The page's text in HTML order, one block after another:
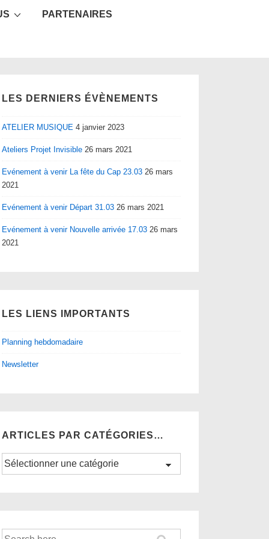
PARTENAIRES
LES DERNIERS ÉVÈNEMENTS
ATELIER MUSIQUE 4 janvier 2023
Ateliers Projet Invisible 26 mars 2021
Evénement à venir La fête du Cap 23.03 26 mars
2021
Evénement à venir Départ 31.03 26 mars 2021
Evénement à venir Nouvelle arrivée 17.03 26 mars
2021
LES LIENS IMPORTANTS
Planning hebdomadaire
Newsletter
ARTICLES PAR CATÉGORIES…
Articles
Recherche